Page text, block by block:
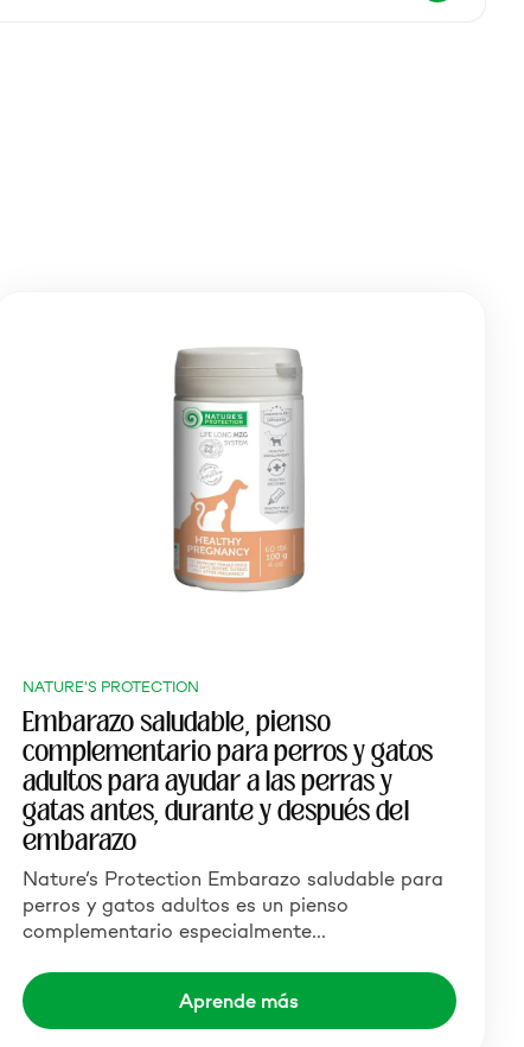
NATURE'S PROTECTION
Embarazo saludable, pienso
complementario para perros y gatos
adultos para ayudar a las perras y
gatas antes, durante y después del
embarazo
Nature’s Protection Embarazo saludable para
perros y gatos adultos es un pienso
complementario especialmente…
Aprende más